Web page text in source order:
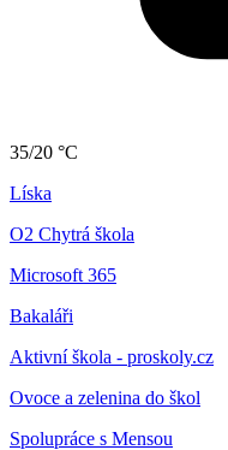
35/20 °C
Líska
O2 Chytrá škola
Microsoft 365
Bakaláři
Aktivní škola - proskoly.cz
Ovoce a zelenina do škol
Spolupráce s Mensou